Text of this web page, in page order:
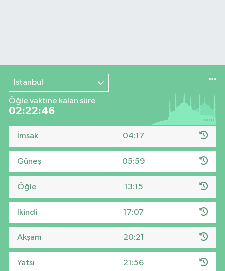
İstanbul
Öğle vaktine kalan süre
02:22:46
İmsak 04:17
Güneş 05:59
Öğle 13:15
İkindi 17:07
Akşam 20:21
Yatsı 21:56